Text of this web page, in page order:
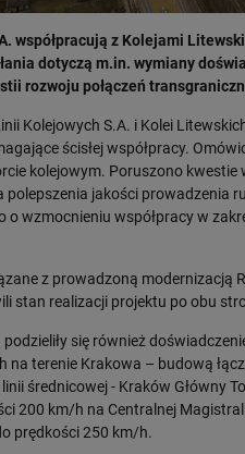
współpracują z Kolejami
dotyczą m.in. wymiany
rozwoju połączeń
Kolejowych S.A. i Kolei
ścisłej współpracy.
kolejowym. Poruszono
jakości prowadzenia
wzmocnieniu współpracy w
z prowadzoną modernizacją
stan realizacji projektu po obu
podzieliły się również
na terenie Krakowa – budową
średnicowej - Kraków Główny
200 km/h na Centralnej
prędkości 250 km/h.